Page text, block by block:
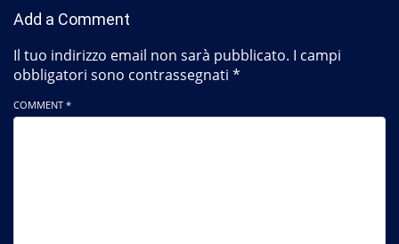
Add a Comment
Il tuo indirizzo email non sarà pubblicato. I campi
obbligatori sono contrassegnati *
COMMENT *